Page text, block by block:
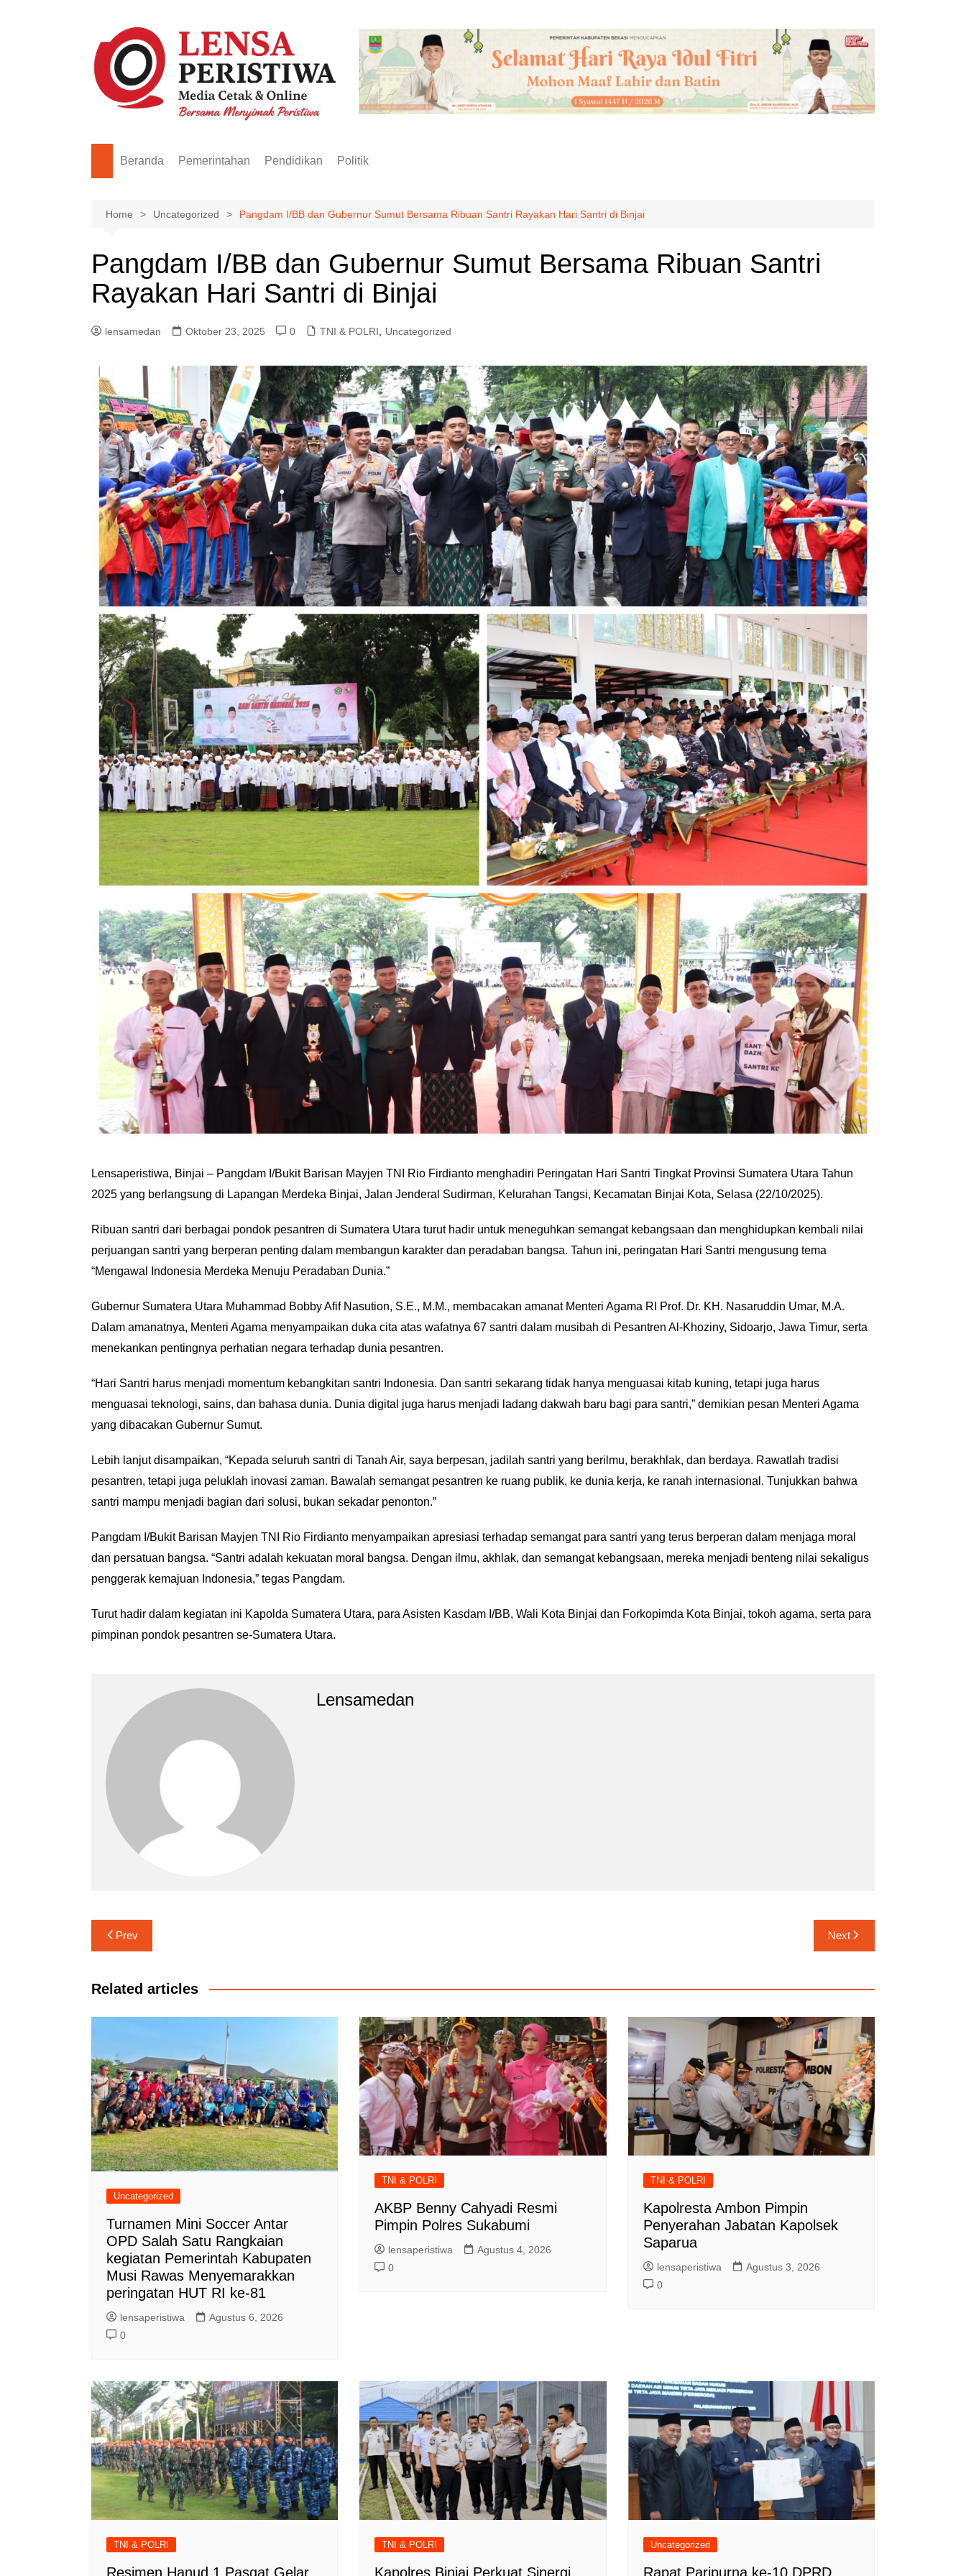
Beranda Pemerintahan Pendidikan Politik
Home Uncategorized Pangdam I/BB dan Gubernur Sumut Bersama Ribuan Santri Rayakan Hari Santri di Binjai
Pangdam I/BB dan Gubernur Sumut Bersama Ribuan Santri
Rayakan Hari Santri di Binjai
lensamedan Oktober 23, 2025 0 TNI & POLRI Uncategorized
Lensaperistiwa, Binjai – Pangdam I/Bukit Barisan Mayjen TNI Rio Firdianto menghadiri Peringatan Hari Santri Tingkat Provinsi Sumatera Utara Tahun
2025 yang berlangsung di Lapangan Merdeka Binjai, Jalan Jenderal Sudirman, Kelurahan Tangsi, Kecamatan Binjai Kota, Selasa (22/10/2025).
Ribuan santri dari berbagai pondok pesantren di Sumatera Utara turut hadir untuk meneguhkan semangat kebangsaan dan menghidupkan kembali nilai
perjuangan santri yang berperan penting dalam membangun karakter dan peradaban bangsa. Tahun ini, peringatan Hari Santri mengusung tema
“Mengawal Indonesia Merdeka Menuju Peradaban Dunia.”
Gubernur Sumatera Utara Muhammad Bobby Afif Nasution, S.E., M.M., membacakan amanat Menteri Agama RI Prof. Dr. KH. Nasaruddin Umar, M.A.
Dalam amanatnya, Menteri Agama menyampaikan duka cita atas wafatnya 67 santri dalam musibah di Pesantren Al-Khoziny, Sidoarjo, Jawa Timur, serta
menekankan pentingnya perhatian negara terhadap dunia pesantren.
“Hari Santri harus menjadi momentum kebangkitan santri Indonesia. Dan santri sekarang tidak hanya menguasai kitab kuning, tetapi juga harus
menguasai teknologi, sains, dan bahasa dunia. Dunia digital juga harus menjadi ladang dakwah baru bagi para santri,” demikian pesan Menteri Agama
yang dibacakan Gubernur Sumut.
Lebih lanjut disampaikan, “Kepada seluruh santri di Tanah Air, saya berpesan, jadilah santri yang berilmu, berakhlak, dan berdaya. Rawatlah tradisi
pesantren, tetapi juga peluklah inovasi zaman. Bawalah semangat pesantren ke ruang publik, ke dunia kerja, ke ranah internasional. Tunjukkan bahwa
santri mampu menjadi bagian dari solusi, bukan sekadar penonton.”
Pangdam I/Bukit Barisan Mayjen TNI Rio Firdianto menyampaikan apresiasi terhadap semangat para santri yang terus berperan dalam menjaga moral
dan persatuan bangsa. “Santri adalah kekuatan moral bangsa. Dengan ilmu, akhlak, dan semangat kebangsaan, mereka menjadi benteng nilai sekaligus
penggerak kemajuan Indonesia,” tegas Pangdam.
Turut hadir dalam kegiatan ini Kapolda Sumatera Utara, para Asisten Kasdam I/BB, Wali Kota Binjai dan Forkopimda Kota Binjai, tokoh agama, serta para
pimpinan pondok pesantren se-Sumatera Utara.
Lensamedan
Navigasi
pos
Prev Next
Related articles
Uncategorized
Turnamen Mini Soccer Antar
OPD Salah Satu Rangkaian
kegiatan Pemerintah Kabupaten
Musi Rawas Menyemarakkan
peringatan HUT RI ke-81
lensaperistiwa
Agustus 6, 2026
0
TNI & POLRI
AKBP Benny Cahyadi Resmi
Pimpin Polres Sukabumi
lensaperistiwa
Agustus 4, 2026
0
TNI & POLRI
Kapolresta Ambon Pimpin
Penyerahan Jabatan Kapolsek
Saparua
lensaperistiwa
Agustus 3, 2026
0
TNI & POLRI
Resimen Hanud 1 Pasgat Gelar
TNI & POLRI
Kapolres Binjai Perkuat Sinergi
Uncategorized
Rapat Paripurna ke-10 DPRD